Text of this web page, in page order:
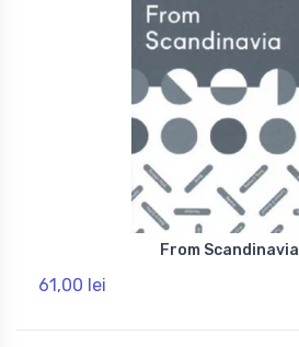
From Scandinavia
61,00 lei